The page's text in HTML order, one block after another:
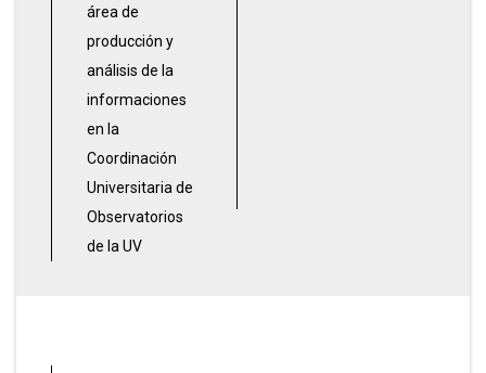
área de
producción y
análisis de la
informaciones
en la
Coordinación
Universitaria de
Observatorios
de la UV